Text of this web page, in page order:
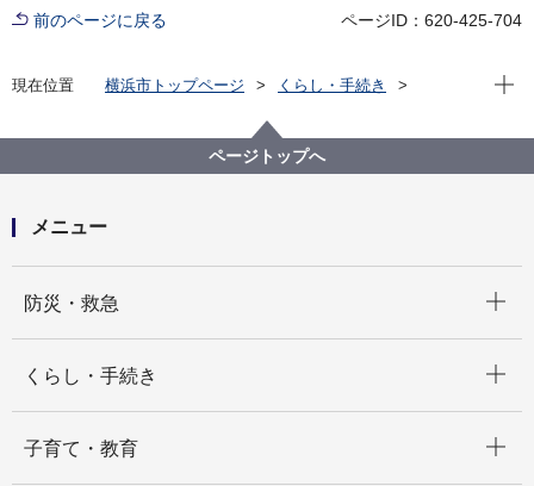
前のページに戻る ページID：620-425-704
現在位置 横浜市トップページ
くらし・手続き
届出・証明（戸籍・住民票など）
戸籍・住民票・印鑑登録・マイナンバーカード
戸籍・住民票・印鑑登録などの証明発行
現在
ページトップへ
メニュー
防災・救急
くらし・手続き
子育て・教育